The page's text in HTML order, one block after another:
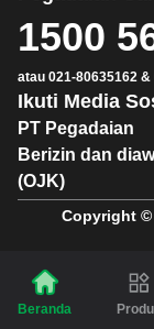
Beranda
PT Pegadaian
Berizin dan
(OJK)
Ikuti Media
1500
atau 021-80635162 &
Copyright ©